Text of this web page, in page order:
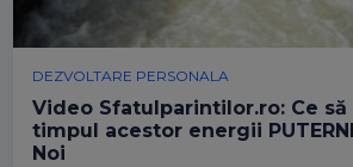
DEZVOLTARE PERSONALA
Video Sfatulparintilor.ro: Ce să
timpul acestor energii
Noi